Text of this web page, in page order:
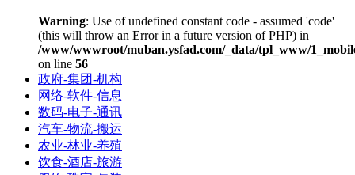
Warning: Use of undefined constant code - assumed 'code'
(this will throw an Error in a future version of PHP) in
/www/wwwroot/muban.ysfad.com/_data/tpl_www/
on line 56
政府-集团-机构
网络-软件-信息
数码-电子-通讯
汽车-物流-搬运
农业-林业-养殖
饮食-酒店-旅游